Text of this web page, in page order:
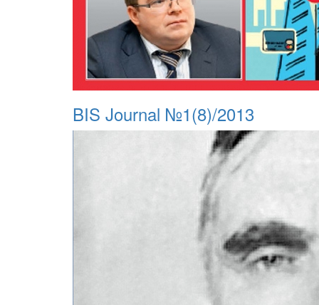
BIS Journal №1(8)/2013